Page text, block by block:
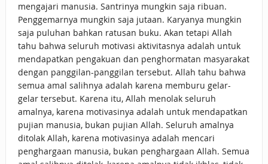
mengajari manusia. Santrinya mungkin saja ribuan.
Penggemarnya mungkin saja jutaan. Karyanya mungkin
saja puluhan bahkan ratusan buku. Akan tetapi Allah
tahu bahwa seluruh motivasi aktivitasnya adalah untuk
mendapatkan pengakuan dan penghormatan masyarakat
dengan panggilan-panggilan tersebut. Allah tahu bahwa
semua amal salihnya adalah karena memburu gelar-
gelar tersebut. Karena itu, Allah menolak seluruh
amalnya, karena motivasinya adalah untuk mendapatkan
pujian manusia, bukan pujian Allah. Seluruh amalnya
ditolak Allah, karena motivasinya adalah mencari
penghargaan manusia, bukan penghargaan Allah. Semua